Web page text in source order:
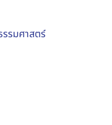
รมศาสตร์